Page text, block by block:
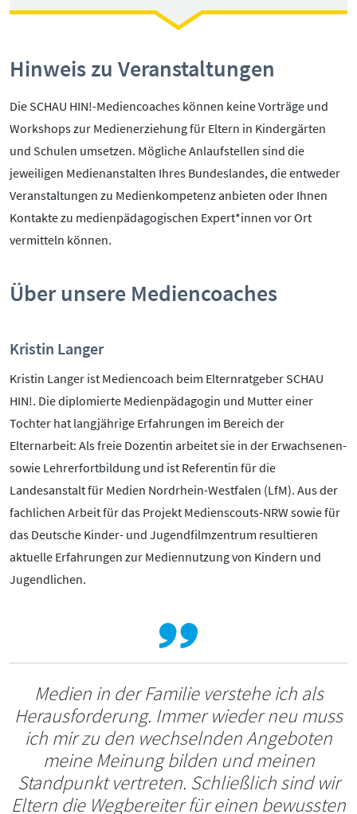
Nachricht*
E-Mail*
genommen und bin damit einverstanden, dass die von
mir angegebenen Daten elektronisch erhoben und
gespeichert werden. Meine Daten werden dabei nur
streng zweckgebunden zur Bearbeitung und
Beantwortung meiner Anfrage benutzt. Mit dem
Absenden des Kontaktformulars erkläre ich mich mit der
Verarbeitung einverstanden.
Spamschutz
Hinweis zu Veranstaltungen
Die SCHAU HIN!-Mediencoaches können keine Vorträge und
Workshops zur Medienerziehung für Eltern in Kindergärten
und Schulen umsetzen. Mögliche Anlaufstellen sind die
jeweiligen Medienanstalten Ihres Bundeslandes, die entweder
Veranstaltungen zu Medienkompetenz anbieten oder Ihnen
Kontakte zu medienpädagogischen Expert*innen vor Ort
vermitteln können.
Über unsere Mediencoaches
Kristin Langer
Kristin Langer ist Mediencoach beim Elternratgeber SCHAU
HIN!. Die diplomierte Medienpädagogin und Mutter einer
Tochter hat langjährige Erfahrungen im Bereich der
Elternarbeit: Als freie Dozentin arbeitet sie in der Erwachsenen-
sowie Lehrerfortbildung und ist Referentin für die
Landesanstalt für Medien Nordrhein-Westfalen (LfM). Aus der
fachlichen Arbeit für das Projekt Medienscouts-NRW sowie für
das Deutsche Kinder- und Jugendfilmzentrum resultieren
aktuelle Erfahrungen zur Mediennutzung von Kindern und
Jugendlichen.
Medien in der Familie verstehe ich als
Herausforderung. Immer wieder neu muss
ich mir zu den wechselnden Angeboten
meine Meinung bilden und meinen
Standpunkt vertreten. Schließlich sind wir
Eltern die Wegbereiter für einen bewussten
Elternangebote
Online-Game
Presse
Mediathek
Mediencoaches
Materialien
Medienquiz
Newsletter